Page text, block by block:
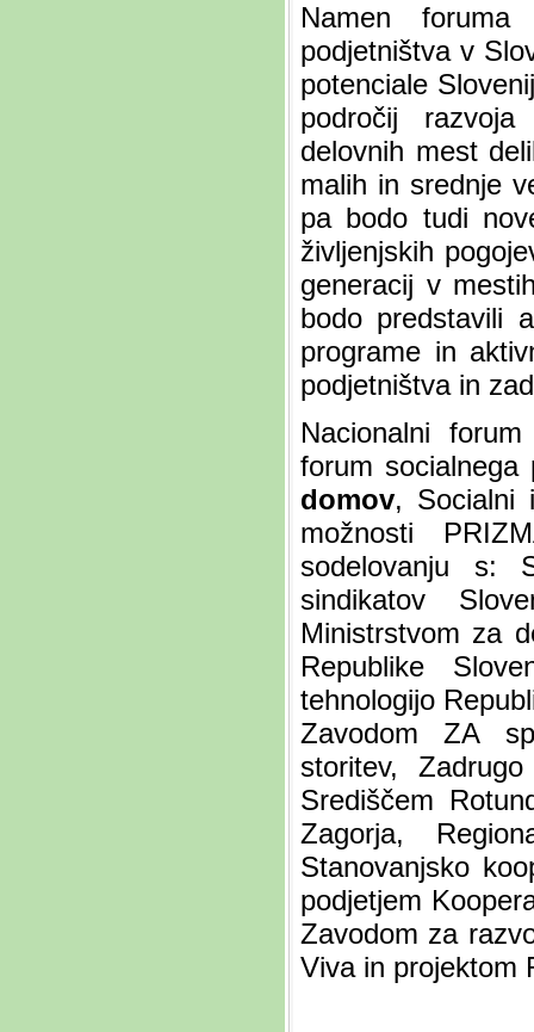
Namen
podjetništva v
potenciale
področij
delovnih mest
malih in srednje
pa bodo tudi
življenjskih
generacij v
bodo predstavili
programe in
podjetništva in
Nacionalni
forum
domov, Socialni
možnosti
sodelovanju s:
sindikatov
Ministrstvom za
Republike
tehnologijo
Zavodom ZA
storitev,
Središčem
Zagorja,
Stanovanjsko
podjetjem
Zavodom za
Viva in projektom